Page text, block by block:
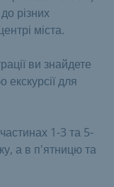
різних
міста.
ви знайдете
екскурсії для
1-3 та 5-
а в п'ятницю та